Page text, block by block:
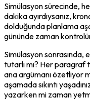
Simülasyon sürecinde,
dakika ayırdıysanız,
dolduğunda planlama
gününde zaman
Simülasyon sonrasında,
tutarlı mı? Her paragraf
ana argümanı özetliyor
aşamada sıkıntı
yazarken mi zaman